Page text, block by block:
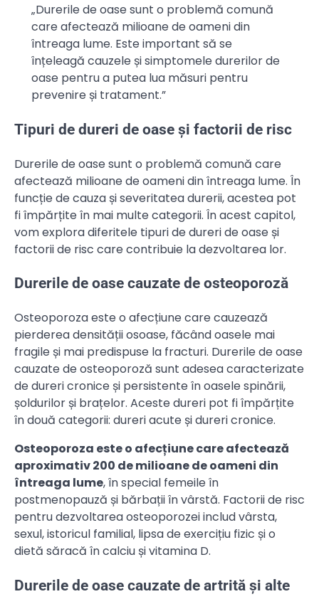
„Durerile de oase sunt o problemă comună
care afectează milioane de oameni din
întreaga lume. Este important să se
înțeleagă cauzele și simptomele durerilor de
oase pentru a putea lua măsuri pentru
prevenire și tratament.”
Tipuri de dureri de oase și factorii de risc
Durerile de oase sunt o problemă comună care
afectează milioane de oameni din întreaga lume. În
funcție de cauza și severitatea durerii, acestea pot
fi împărțite în mai multe categorii. În acest capitol,
vom explora diferitele tipuri de dureri de oase și
factorii de risc care contribuie la dezvoltarea lor.
Durerile de oase cauzate de osteoporoză
Osteoporoza este o afecțiune care cauzează
pierderea densității osoase, făcând oasele mai
fragile și mai predispuse la fracturi. Durerile de oase
cauzate de osteoporoză sunt adesea caracterizate
de dureri cronice și persistente în oasele spinării,
șoldurilor și brațelor. Aceste dureri pot fi împărțite
în două categorii: dureri acute și dureri cronice.
Osteoporoza este o afecțiune care afectează
aproximativ 200 de milioane de oameni din
întreaga lume, în special femeile în
postmenopauză și bărbații în vârstă. Factorii de risc
pentru dezvoltarea osteoporozei includ vârsta,
sexul, istoricul familial, lipsa de exercițiu fizic și o
dietă săracă în calciu și vitamina D.
Durerile de oase cauzate de artrită și alte